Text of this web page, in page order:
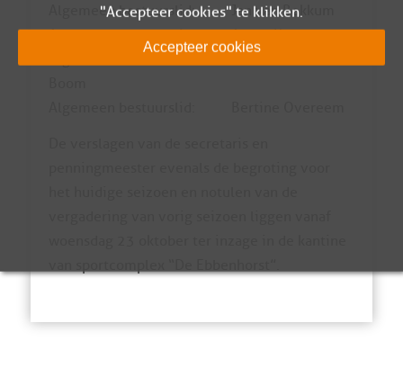
Algemeen bestuurslid: Jan van Bekkum
Algemeen bestuurslid: Andre Knevel
Algemeen bestuurslid: Miranda van den
"Accepteer cookies" te klikken.
Accepteer cookies